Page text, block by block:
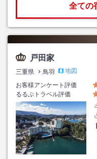
全ての
戸田家
三重県 鳥羽
地図
お客様アンケート評価
るるぶトラベル評価